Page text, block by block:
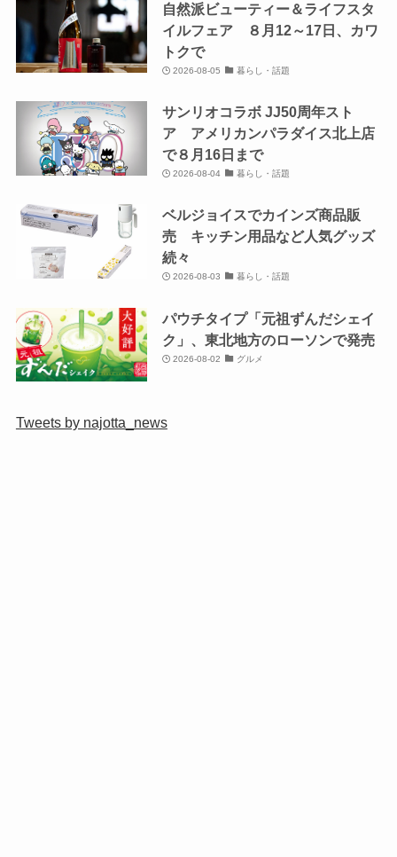
自然派ビューティー＆ライフスタ
イルフェア ８月12～17日、カワ
トクで
2026-08-05 暮らし・話題
サンリオコラボ JJ50周年スト
ア アメリカンパラダイス北上店
で８月16日まで
2026-08-04 暮らし・話題
ベルジョイスでカインズ商品販
売 キッチン用品など人気グッズ
続々
2026-08-03 暮らし・話題
パウチタイプ「元祖ずんだシェイ
ク」、東北地方のローソンで発売
2026-08-02 グルメ
Tweets by najotta_news